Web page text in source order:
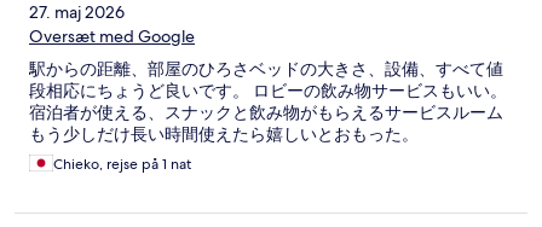
27. maj 2026
Oversæt med Google
駅からの距離、部屋のひろさベッドの大きさ、設備、すべて値
段相応にちょうど良いです。 ロビーの飲み物サービスもいい。
宿泊者が使える、スナックと飲み物がもらえるサービスルーム
もう少しだけ長い時間使えたら嬉しいとおもった。
Chieko, rejse på 1 nat